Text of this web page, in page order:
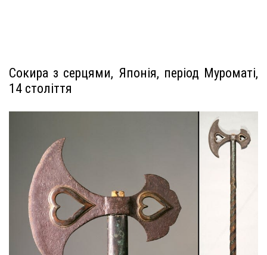
Сокира з серцями, Японія, період Муроматі,
14 століття